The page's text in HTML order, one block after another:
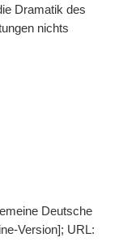
Dramatik des
nichts
Deutsche
Version]; URL: